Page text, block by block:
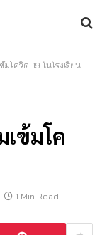
โควิด-19 ในโรงเรียน
ข้มโค
1 Min Read